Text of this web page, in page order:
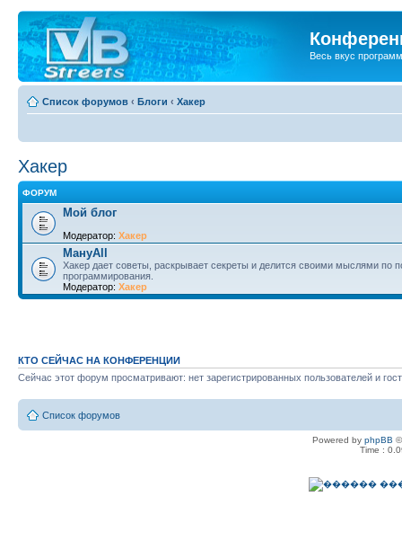
Весь вкус
Список форумов ‹ Блоги ‹ Хакер
Хакер
ФОРУМ
Мой блог
Модератор: Хакер
МануAll
Хакер дает советы, раскрывает секреты и делится своими мыслями по
программирования.
Модератор: Хакер
КТО СЕЙЧАС НА КОНФЕРЕНЦИИ
Сейчас этот форум просматривают: нет зарегистрированных пользователей и
Список форумов
Powered by phpBB
Time :